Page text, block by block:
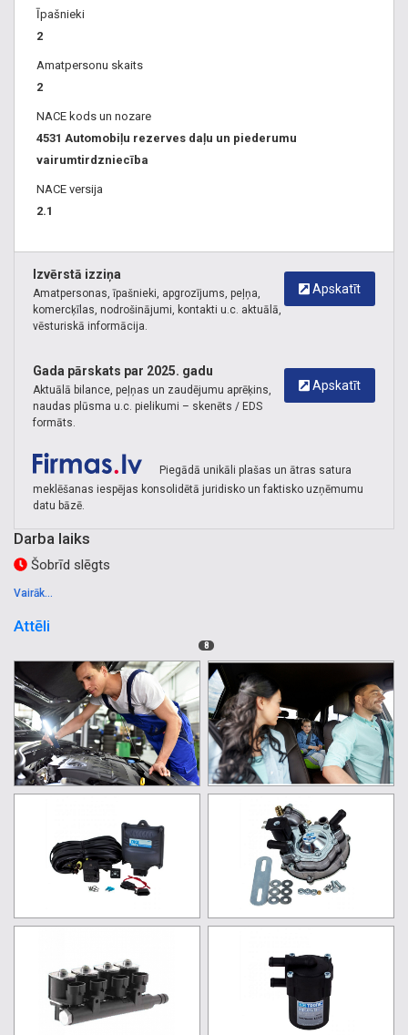
Jūrmala, Turbīnas tīrīšana, Turbīna, EGR VĀRSTS, Egr vārsta
Auto rezerves daļu tirdzniecība Šķirotava
Īpašnieki
2
Amatpersonu skaits
2
NACE kods un nozare
4531 Automobiļu rezerves daļu un piederumu
vairumtirdzniecība
NACE versija
2.1
Apskatīt
Izvērstā izziņa
Amatpersonas, īpašnieki, apgrozījums, peļņa,
komercķīlas, nodrošinājumi, kontakti u.c. aktuālā,
vēsturiskā informācija.
Apskatīt
Gada pārskats par 2025. gadu
Aktuālā bilance, peļņas un zaudējumu aprēķins,
naudas plūsma u.c. pielikumi – skenēts / EDS
formāts.
Piegādā unikāli plašas un ātras satura
meklēšanas iespējas konsolidētā juridisko un faktisko uzņēmumu
datu bāzē.
Darba laiks
Šobrīd slēgts
Vairāk...
Attēli
8